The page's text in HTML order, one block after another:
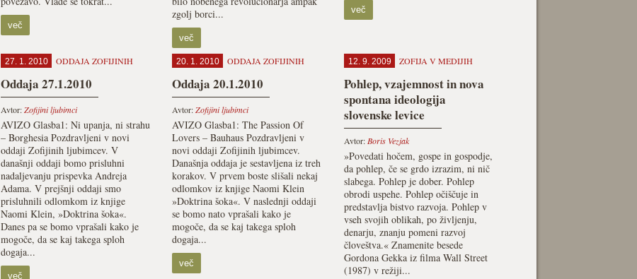
več
zgolj borci...
več
več
27. 1. 2010 ODDAJA ZOFIJINIH
Oddaja 27.1.2010
Avtor:Zofijini ljubimci
AVIZO Glasba1: Ni upanja, ni strahu
– Borghesia Pozdravljeni v novi
oddaji Zofijinih ljubimcev. V
današnji oddaji bomo prisluhni
nadaljevanju prispevka Andreja
Adama. V prejšnji oddaji smo
prisluhnili odlomkom iz knjige
Naomi Klein, »Doktrina šoka«.
Danes pa se bomo vprašali kako je
mogoče, da se kaj takega sploh
dogaja...
več
20. 1. 2010 ODDAJA ZOFIJINIH
Oddaja 20.1.2010
Avtor:Zofijini ljubimci
AVIZO Glasba1: The Passion Of
Lovers – Bauhaus Pozdravljeni v
novi oddaji Zofijinih ljubimcev.
Današnja oddaja je sestavljena iz treh
korakov. V prvem boste slišali nekaj
odlomkov iz knjige Naomi Klein
»Doktrina šoka«. V naslednji oddaji
se bomo nato vprašali kako je
mogoče, da se kaj takega sploh
dogaja...
več
12. 9. 2009 ZOFIJA V MEDIJIH
Pohlep, vzajemnost in nova
spontana ideologija
slovenske levice
Avtor: Boris Vezjak
»Povedati hočem, gospe in gospodje,
da pohlep, če se grdo izrazim, ni nič
slabega. Pohlep je dober. Pohlep
obrodi uspehe. Pohlep očiščuje in
predstavlja bistvo razvoja. Pohlep v
vseh svojih oblikah, po življenju,
denarju, znanju pomeni razvoj
človeštva.« Znamenite besede
Gordona Gekka iz filma Wall Street
(1987) v režiji...